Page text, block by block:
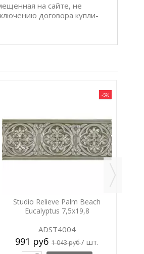
на сайте, не
договора купли-
-5%
Studio Relieve Palm Beach
Eucalyptus 7,5x19,8
ADST4004
991 руб 1 043 руб/ шт.